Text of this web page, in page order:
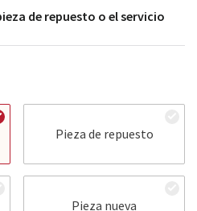
de repuesto o el servicio
Pieza de repuesto
Pieza nueva